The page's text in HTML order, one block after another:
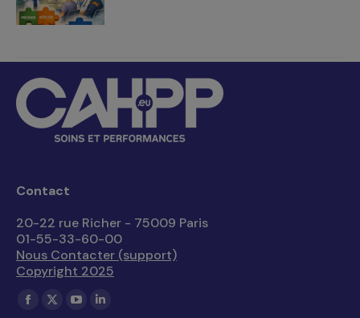
Contact
20-22 rue Richer - 75009 Paris
01-55-33-60-00
Nous Contacter (support)
Copyright 2025
Trouvez nous sur :
La
La
La
La